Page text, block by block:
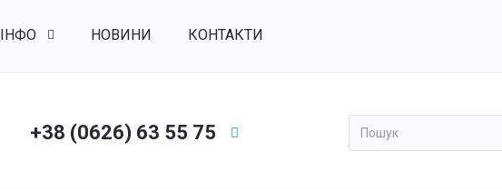
ІНФО НОВИНИ КОНТАКТИ
+38 (0626) 63 55 75
Применить